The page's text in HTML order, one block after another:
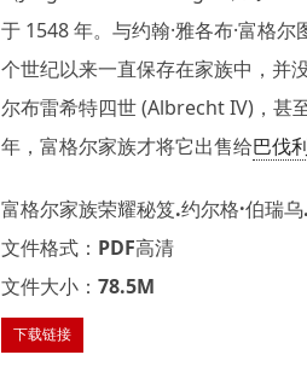
于 1548 年。与约翰·雅各布·富格
个世纪以来一直保存在家族中，并
尔布雷希特四世 (Albrecht IV)，甚
年，富格尔家族才将它出售给巴伐
富格尔家族荣耀秘笈.约尔格·伯瑞
文件格式：PDF高清
文件大小：78.5M
下载链接